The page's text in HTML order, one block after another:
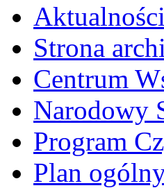
Aktualności
Strona
Centrum
Narodowy
Program
Plan